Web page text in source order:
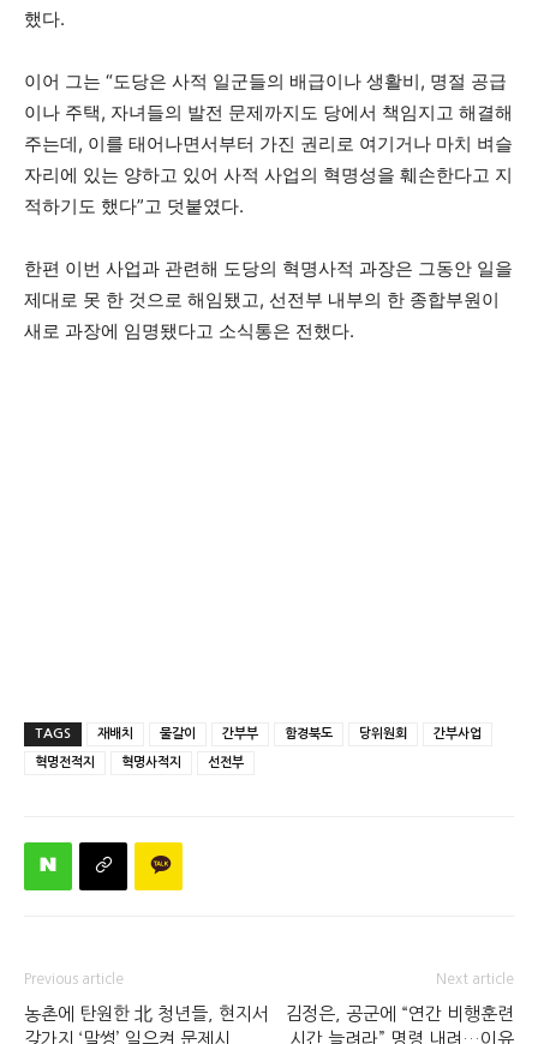
했다.
이어 그는 “도당은 사적 일군들의 배급이나 생활비, 명절 공급
이나 주택, 자녀들의 발전 문제까지도 당에서 책임지고 해결해
주는데, 이를 태어나면서부터 가진 권리로 여기거나 마치 벼슬
자리에 있는 양하고 있어 사적 사업의 혁명성을 훼손한다고 지
적하기도 했다”고 덧붙였다.
한편 이번 사업과 관련해 도당의 혁명사적 과장은 그동안 일을
제대로 못 한 것으로 해임됐고, 선전부 내부의 한 종합부원이
새로 과장에 임명됐다고 소식통은 전했다.
TAGS 재배치 물갈이 간부부 함경북도 당위원회 간부사업
혁명전적지 혁명사적지 선전부
Previous article
농촌에 탄원한 北 청년들, 현지서
갖가지 ‘말썽’ 일으켜 문제시
Next article
김정은, 공군에 “연간 비행훈련
시간 늘려라” 명령 내려…이유